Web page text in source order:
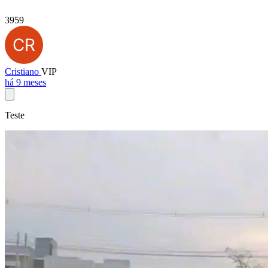
3959
Cristiano VIP
há 9 meses
Teste